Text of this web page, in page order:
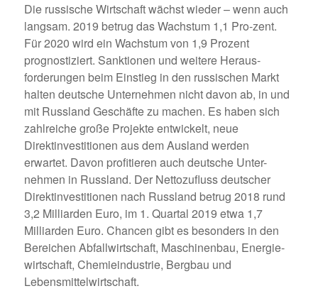
Die russische Wirtschaft wächst wieder – wenn auch
langsam. 2019 betrug das Wachstum 1,1 Pro-zent.
Für 2020 wird ein Wachstum von 1,9 Prozent
prognostiziert. Sanktionen und weitere Heraus-
forderungen beim Einstieg in den russischen Markt
halten deutsche Unternehmen nicht davon ab, in und
mit Russland Geschäfte zu machen. Es haben sich
zahlreiche große Projekte entwickelt, neue
Direktinvestitionen aus dem Ausland werden
erwartet. Davon profitieren auch deutsche Unter-
nehmen in Russland. Der Nettozufluss deutscher
Direktinvestitionen nach Russland betrug 2018 rund
3,2 Milliarden Euro, im 1. Quartal 2019 etwa 1,7
Milliarden Euro. Chancen gibt es besonders in den
Bereichen Abfallwirtschaft, Maschinenbau, Energie-
wirtschaft, Chemieindustrie, Bergbau und
Lebensmittelwirtschaft.